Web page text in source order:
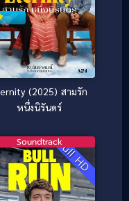
(2025) สามรัก
หนึ่งนิรันดร์
Full HD
Soundtrack